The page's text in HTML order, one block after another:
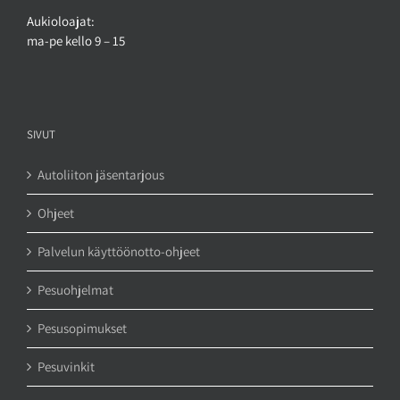
Aukioloajat:
ma-pe kello 9 – 15
SIVUT
Autoliiton jäsentarjous
Ohjeet
Palvelun käyttöönotto-ohjeet
Pesuohjelmat
Pesusopimukset
Pesuvinkit